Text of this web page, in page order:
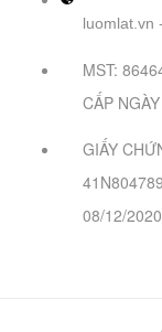
luomlat.vn -
MST:
CẤP
GIẤY
08/12/